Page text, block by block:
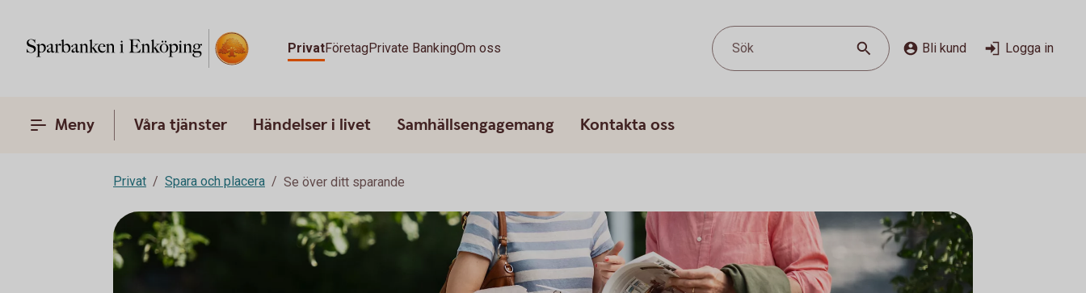
PrivatFöretagPrivate BankingOm oss Sök Bli kund Logga in
Meny Våra tjänster Händelser i livet Samhällsengagemang Kontakta oss
Privat Spara och placera Se över ditt sparande